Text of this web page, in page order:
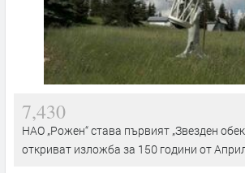
7,430
НАО „Рожен“ става първият „Звезден
откриват изложба за 150 години от